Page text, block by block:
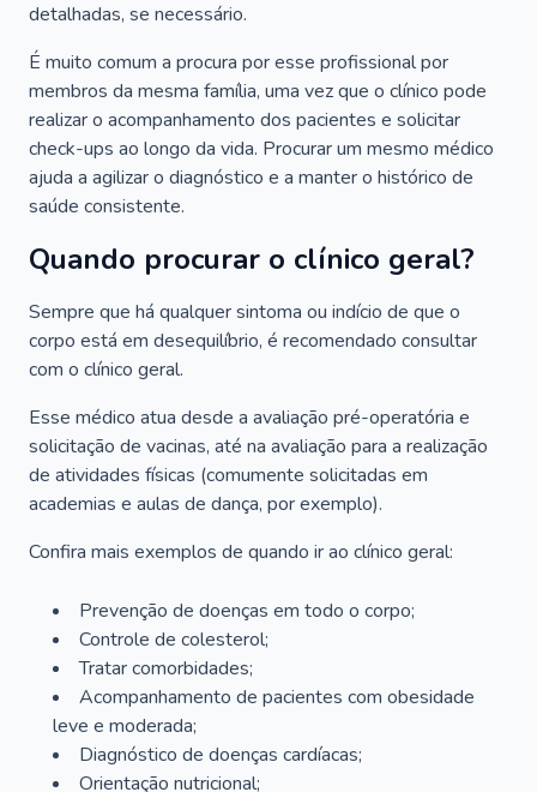
detalhadas, se necessário.
É muito comum a procura por esse profissional por
membros da mesma família, uma vez que o clínico pode
realizar o acompanhamento dos pacientes e solicitar
check-ups ao longo da vida. Procurar um mesmo médico
ajuda a agilizar o diagnóstico e a manter o histórico de
saúde consistente.
Quando procurar o clínico geral?
Sempre que há qualquer sintoma ou indício de que o
corpo está em desequilíbrio, é recomendado consultar
com o clínico geral.
Esse médico atua desde a avaliação pré-operatória e
solicitação de vacinas, até na avaliação para a realização
de atividades físicas (comumente solicitadas em
academias e aulas de dança, por exemplo).
Confira mais exemplos de quando ir ao clínico geral:
Prevenção de doenças em todo o corpo;
Controle de colesterol;
Tratar comorbidades;
Acompanhamento de pacientes com obesidade
leve e moderada;
Diagnóstico de doenças cardíacas;
Orientação nutricional;